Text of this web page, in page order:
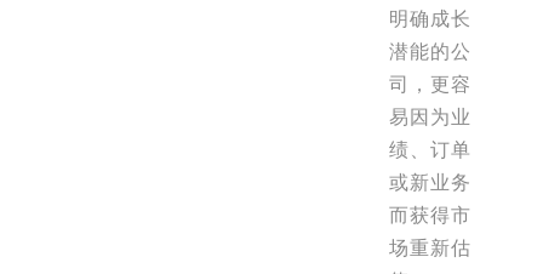
明确成长
潜能的公
司，更容
易因为业
绩、订单
或新业务
而获得市
场重新估